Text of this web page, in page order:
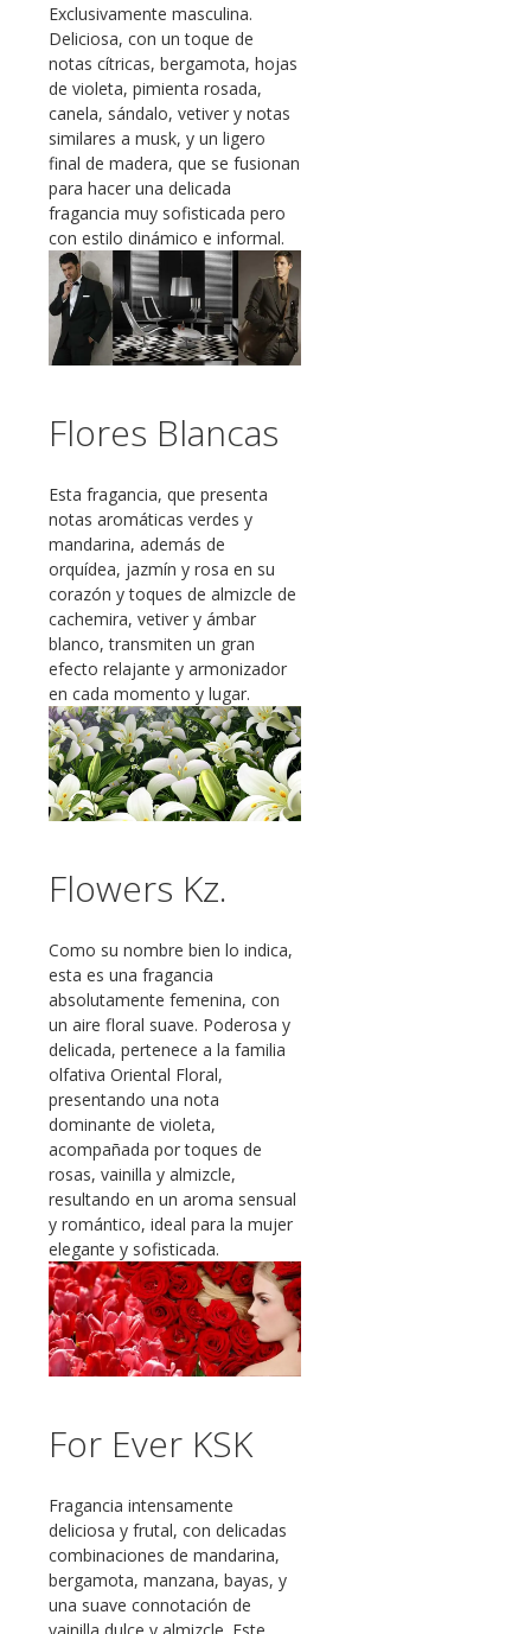
Exclusivamente masculina.
Deliciosa, con un toque de
notas cítricas, bergamota, hojas
de violeta, pimienta rosada,
canela, sándalo, vetiver y notas
similares a musk, y un ligero
final de madera, que se fusionan
para hacer una delicada
fragancia muy sofisticada pero
con estilo dinámico e informal.
Flores Blancas
Esta fragancia, que presenta
notas aromáticas verdes y
mandarina, además de
orquídea, jazmín y rosa en su
corazón y toques de almizcle de
cachemira, vetiver y ámbar
blanco, transmiten un gran
efecto relajante y armonizador
en cada momento y lugar.
Flowers Kz.
Como su nombre bien lo indica,
esta es una fragancia
absolutamente femenina, con
un aire floral suave. Poderosa y
delicada, pertenece a la familia
olfativa Oriental Floral,
presentando una nota
dominante de violeta,
acompañada por toques de
rosas, vainilla y almizcle,
resultando en un aroma sensual
y romántico, ideal para la mujer
elegante y sofisticada.
For Ever KSK
Fragancia intensamente
deliciosa y frutal, con delicadas
combinaciones de mandarina,
bergamota, manzana, bayas, y
una suave connotación de